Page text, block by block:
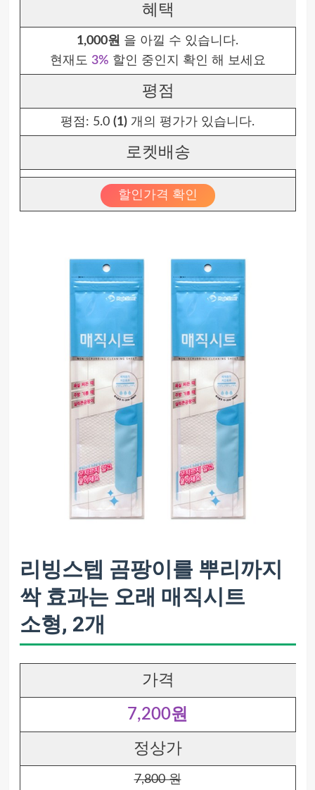
혜택
1,000원 을 아낄 수 있습니다.
현재도 3% 할인 중인지 확인 해 보세요
평점
평점: 5.0 (1) 개의 평가가 있습니다.
로켓배송
할인가격 확인
리빙스텝 곰팡이를 뿌리까지
싹 효과는 오래 매직시트
소형, 2개
가격
7,200원
정상가
7,800 원